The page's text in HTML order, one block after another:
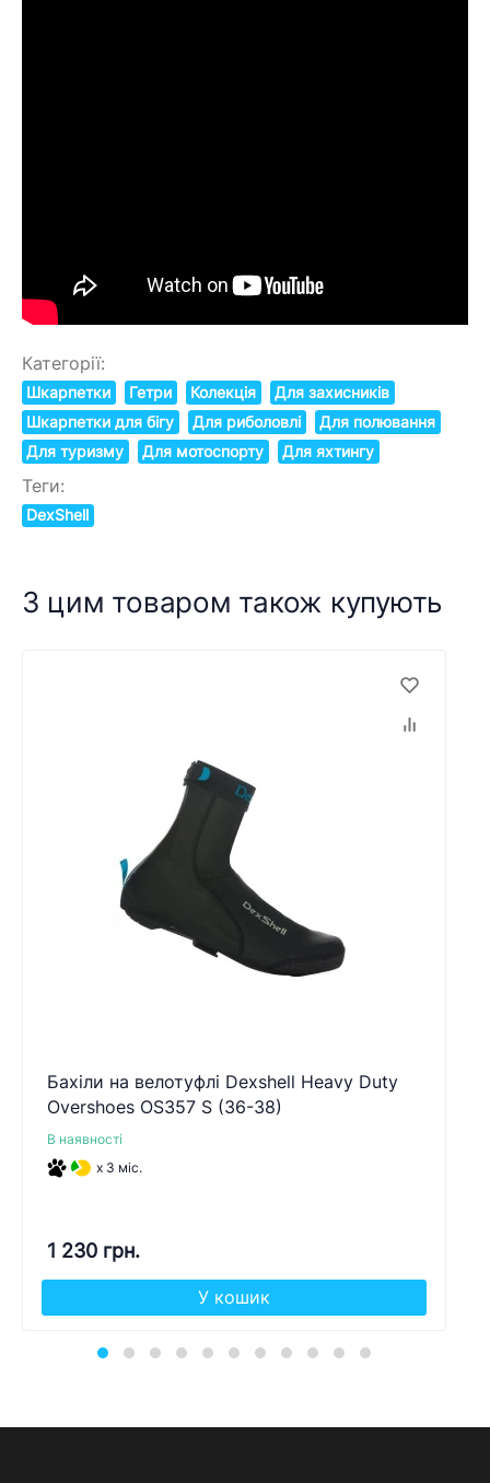
Категорії:
Шкарпетки Гетри Колекція
Для захисників
Шкарпетки для бігу
Для риболовлі
Для полювання
Для туризму
Для мотоспорту Для яхтингу
Теги:
DexShell
З цим товаром також купують
Бахіли на велотуфлі Dexshell Heavy Duty
Overshoes OS357 S (36-38)
В наявності
x 3 міс.
1 230 грн.
У кошик